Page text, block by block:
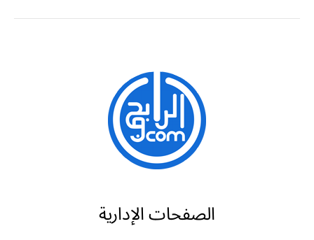
الصفحات الإدارية